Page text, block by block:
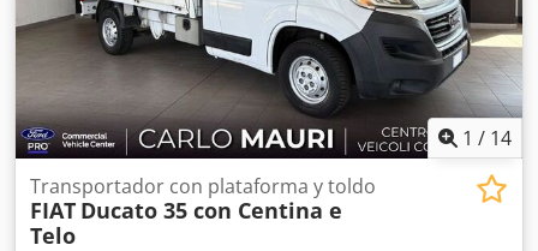
1 / 14
Transportador con plataforma y toldo
FIAT Ducato 35 con Centina e
Telo